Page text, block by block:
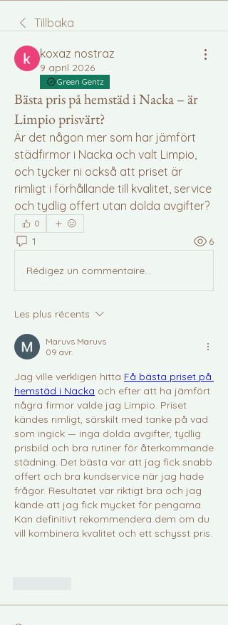
Tillbaka
koxaz nostraz
9 april 2026
Green Gentz
Bästa pris på hemstäd i Nacka – är
Limpio prisvärt?
Är det någon mer som har jämfört
städfirmor i Nacka och valt Limpio,
och tycker ni också att priset är
rimligt i förhållande till kvalitet, service
och tydlig offert utan dolda avgifter?
0
1 6
Rédigez un commentaire...
Les plus récents
Maruvs Maruvs
09 avr.
Jag ville verkligen hitta Få bästa priset på
hemstäd i Nacka och efter att ha jämfört
några firmor valde jag Limpio. Priset
kändes rimligt, särskilt med tanke på vad
som ingick — inga dolda avgifter, tydlig
prisbild och bra rutiner för återkommande
städning. Det bästa var att jag fick snabb
offert och bra kundservice när jag hade
frågor. Resultatet var riktigt bra och jag
kände att jag fick mycket för pengarna.
Kan definitivt rekommendera dem om du
vill kombinera kvalitet och ett schysst pris.